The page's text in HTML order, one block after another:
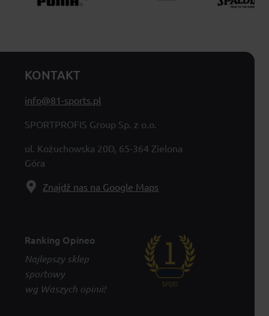
KONTAKT
info@81-sports.pl
SPORTPROFIS Group Sp. z o.o.
ul. Kożuchowska 20D, 65-364 Zielona
Góra
Znajdź nas na Google Maps
Ranking Opineo
Najlepszy sklep
sportowy
wg Waszych opinii!